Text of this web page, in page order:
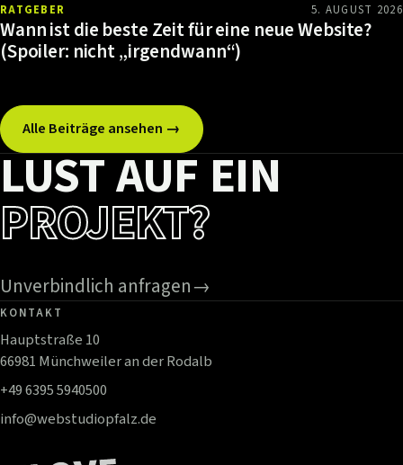
RATGEBER 5. AUGUST 2026
Wann ist die beste Zeit für eine neue Website?
(Spoiler: nicht „irgendwann“)
Alle Beiträge ansehen →
LUST AUF EIN
PROJEKT?
Unverbindlich anfragen→
KONTAKT
Hauptstraße 10
66981 Münchweiler an der Rodalb
+49 6395 5940500
info@webstudiopfalz.de